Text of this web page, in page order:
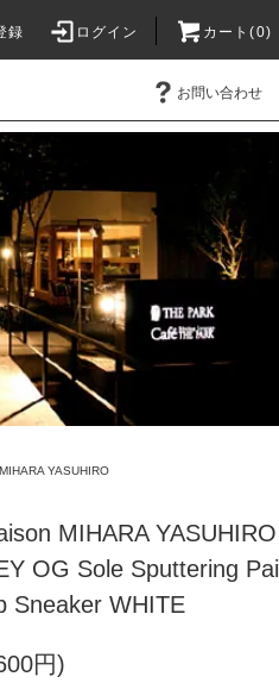
録 ログイン カート(0)
お問い合わせ
YASUHIRO
MIHARA YASUHIRO
OG Sole Sputtering Pai
Sneaker WHITE
円)